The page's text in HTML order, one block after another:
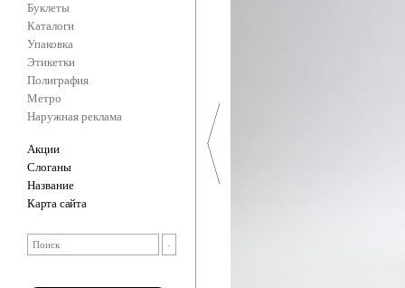
Буклеты
Каталоги
Упаковка
Этикетки
Полиграфия
Метро
Наружная реклама
Акции
Слоганы
Название
Карта сайта